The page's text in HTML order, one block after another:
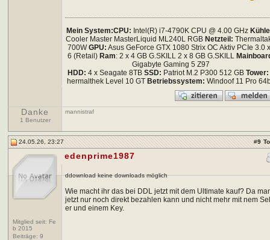
Mein System:CPU: Intel(R) i7-4790K CPU @ 4.00 GHz
Cooler Master MasterLiquid ML240L RGBNetzteil:
700WGPU: Asus GeForce GTX 1080 Strix OC Aktiv PCIe 3.0
6 (Retail) Ram: 2 x 4 GB G.SKILL 2 x 8 GB G.SKILL
Gigabyte Gaming 5 Z97
HDD: 4 x Seagate 8TB SSD: Patriot M.2 P300 512 GB Tower:
hermalthek Level 10 GTBetriebssystem: Windoof 11 Pro
Danke
1 Benutzer
mannistraf
24.05.26, 23:27 #9
Mitglied seit: Fe
b 2015
Beiträge: 9
edenprime1987
ddownload keine downloads möglich
Wie macht ihr das bei DDL jetzt mit dem Ultimate kauf? Da
jetzt nur noch direkt bezahlen kann und nicht mehr mit nem
er und einem Key.